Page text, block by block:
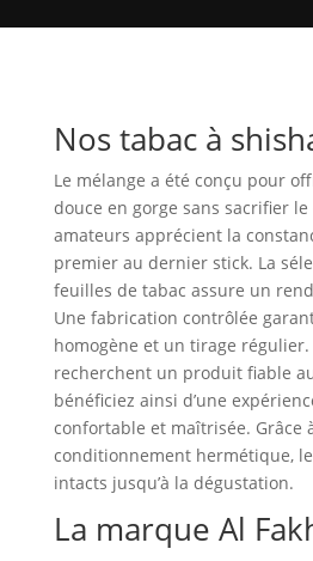
Nos tabac à
Le mélange a été conçu pour
douce en gorge sans sacrifier le
amateurs apprécient la
premier au dernier stick. La
feuilles de tabac assure un
Une fabrication contrôlée
homogène et un tirage
recherchent un produit fiable
bénéficiez ainsi d’une
confortable et maîtrisée. Grâce
conditionnement hermétique,
intacts jusqu’à la dégustation.
La marque Al